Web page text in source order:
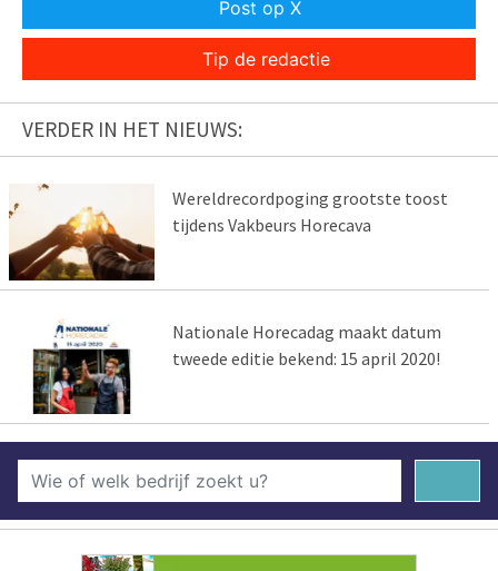
Post op X
Tip de redactie
VERDER IN HET NIEUWS:
Wereldrecordpoging grootste toost
tijdens Vakbeurs Horecava
Nationale Horecadag maakt datum
tweede editie bekend: 15 april 2020!